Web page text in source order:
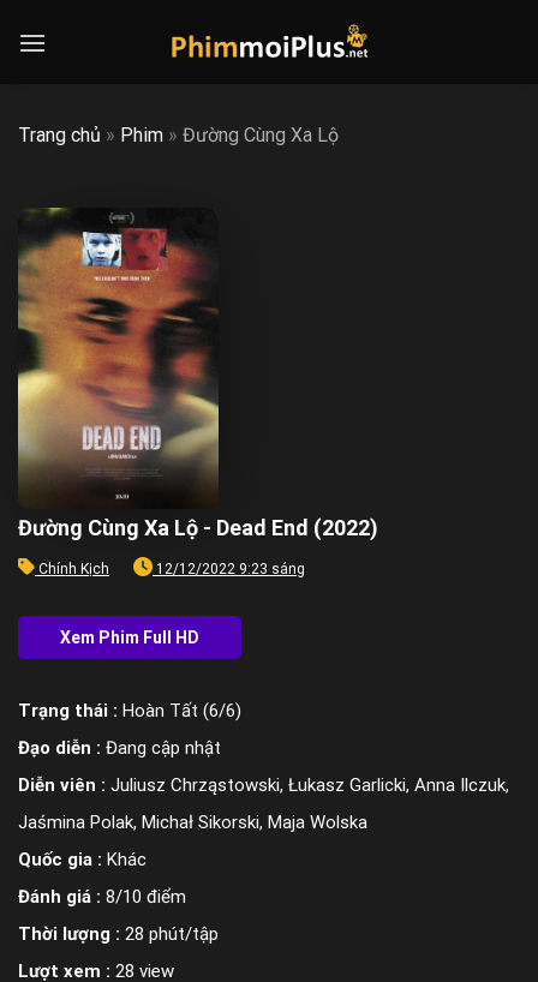
Trang chủ » Phim » Đường Cùng Xa Lộ
Đường Cùng Xa Lộ - Dead End (2022)
Chính Kịch 12/12/2022 9:23 sáng
Trạng thái : Hoàn Tất (6/6)
Đạo diễn : Đang cập nhật
Diễn viên : Juliusz Chrząstowski, Łukasz Garlicki, Anna Ilczuk,
Jaśmina Polak, Michał Sikorski, Maja Wolska
Quốc gia : Khác
Đánh giá : 8/10 điểm
Thời lượng : 28 phút/tập
Lượt xem : 28 view